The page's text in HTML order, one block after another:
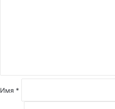
и
й
Имя *